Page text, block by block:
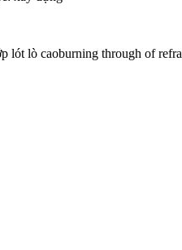
lót lò caoburning through of